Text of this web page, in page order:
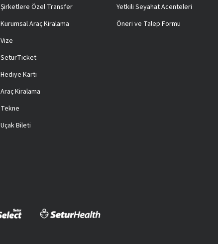
Şirketlere Özel Transfer
Kurumsal Araç Kiralama
Vize
SeturTicket
Hediye Kartı
Araç Kiralama
Tekne
Uçak Bileti
Yetkili Seyahat Acenteleri
Öneri ve Talep Formu